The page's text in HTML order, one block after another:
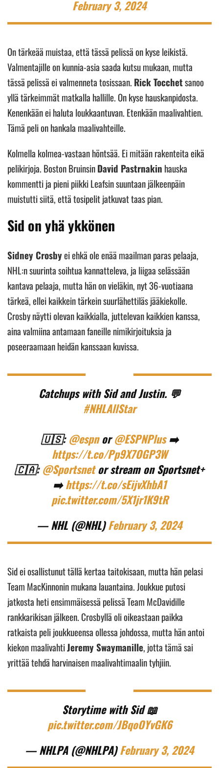
February 3, 2024
On tärkeää muistaa, että tässä pelissä on kyse leikistä.
Valmentajille on kunnia-asia saada kutsu mukaan, mutta
tässä pelissä ei valmenneta tosissaan. Rick Tocchetsanoo
yllä tärkeimmät matkalla hallille. On kyse hauskanpidosta.
Kenenkään ei haluta loukkaantuvan. Etenkään maalivahtien.
Tämä peli on hankala maalivahteille.
Kolmella kolmea-vastaan höntsää. Ei mitään rakenteita eikä
pelikirjoja. Boston BruinsinDavid Pastrnakin hauska
kommentti ja pieni piikki Leafsin suuntaan jälkeenpäin
muistutti siitä, että tosipelit jatkuvat taas pian.
Sid on yhä ykkönen
Sidney Crosbyei ehkä ole enää maailman paras pelaaja,
NHL:n suurinta soihtua kannatteleva, ja liigaa selässään
kantava pelaaja, mutta hän on vieläkin, nyt 36-vuotiaana
tärkeä, ellei kaikkein tärkein suurlähettiläs jääkiekolle.
Crosby näytti olevan kaikkialla, juttelevan kaikkien kanssa,
aina valmiina antamaan faneille nimikirjoituksia ja
poseeraamaan heidän kanssaan kuvissa.
Catchups with Sid and Justin. 💬
#NHLAllStar
🇺🇸:@espnor@ESPNPlus➡️
https://t.co/Pp9X7OGP3W
🇨🇦:@Sportsnetor stream on Sportsnet+
➡️https://t.co/sEijvXhbA1
pic.twitter.com/5X1jr1K9tR
— NHL (@NHL)February 3, 2024
Sid ei osallistunut tällä kertaa taitokisaan, mutta hän pelasi
Team MacKinnonin mukana lauantaina. Joukkue putosi
jatkosta heti ensimmäisessä pelissä Team McDavidille
rankkarikisan jälkeen. Crosbyllä oli oikeastaan paikka
ratkaista peli joukkueensa ollessa johdossa, mutta hän antoi
kiekon maalivahtiJeremy Swaymanille, jotta tämä sai
yrittää tehdä harvinaisen maalivahtimaalin tyhjiin.
Storytime with Sid 📖
pic.twitter.com/JBqoOYvGK6
— NHLPA (@NHLPA)February 3, 2024